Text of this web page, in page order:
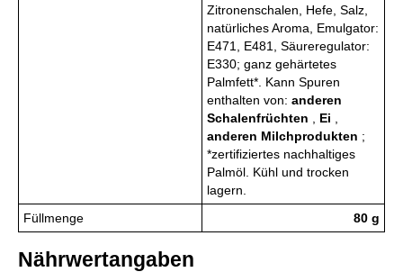
Zitronenschalen, Hefe, Salz,
natürliches Aroma, Emulgator:
E471, E481, Säureregulator:
E330; ganz gehärtetes
Palmfett*. Kann Spuren
enthalten von: anderen
Schalenfrüchten
Ei
anderen Milchprodukten ;
*zertifiziertes nachhaltiges
Palmöl. Kühl und trocken
lagern.
Füllmenge
80 g
Nährwertangaben